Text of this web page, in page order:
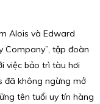
Alois và Edward
Company”, tập đoàn
việc bảo trì tàu hơi
đã không ngừng mở
tên tuổi uy tín hàng